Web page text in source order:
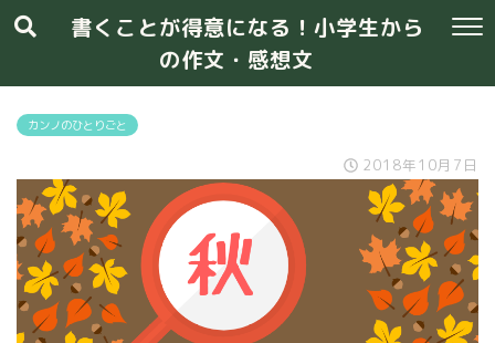
書くことが得意になる！小学生から
の作文・感想文
カンノのひとりごと
2018年10月7日